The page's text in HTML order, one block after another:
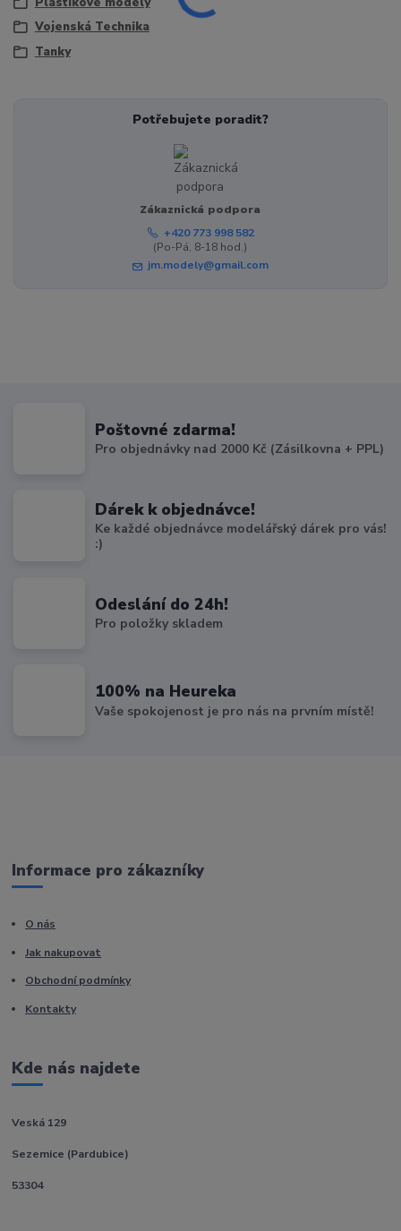
Vojenská Technika
Tanky
Potřebujete poradit?
Zákaznická podpora
+420 773 998 582
(Po-Pá, 8-18 hod.)
jm.modely@gmail.com
Poštovné zdarma!
Pro objednávky nad 2000 Kč (Zásilkovna + PPL)
Dárek k objednávce!
Ke každé objednávce modelářský dárek pro vás!
:)
Odeslání do 24h!
Pro položky skladem
100% na Heureka
Vaše spokojenost je pro nás na prvním místě!
Informace pro zákazníky
O nás
Jak nakupovat
Obchodní podmínky
Kontakty
Kde nás najdete
Veská 129
Sezemice (Pardubice)
53304